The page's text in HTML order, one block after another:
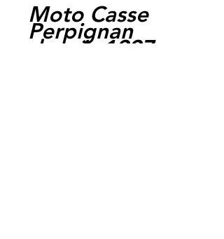
Moto Casse
Perpignan
depuis 1997